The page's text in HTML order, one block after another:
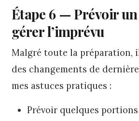
Étape 6 — Prévoir
gérer l’imprévu
Malgré toute la préparation,
des changements de
mes astuces pratiques :
Prévoir quelques portions